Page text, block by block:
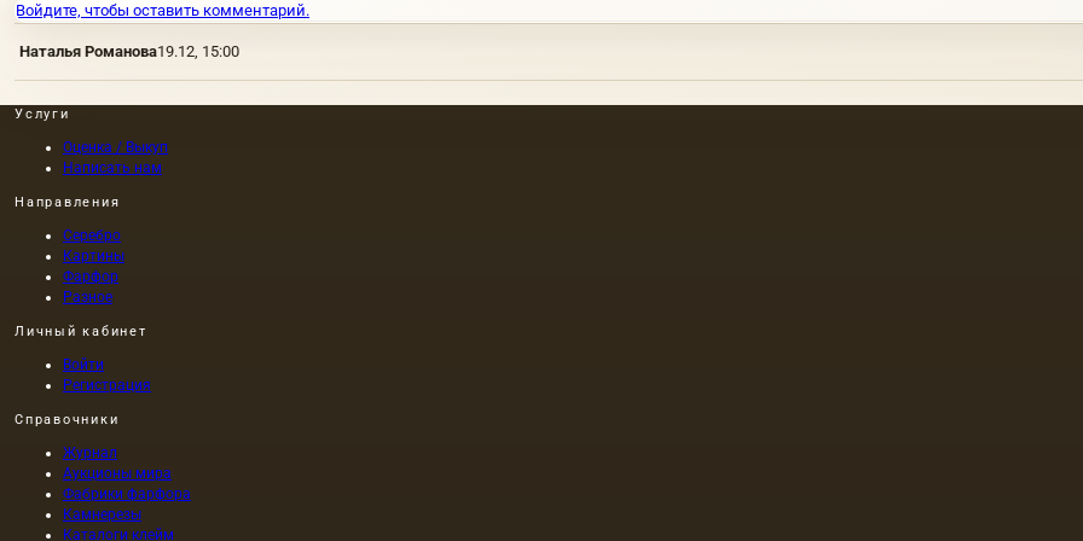
Войдите, чтобы оставить комментарий.
Наталья Романова19.12, 15:00
Услуги
Оценка / Выкуп
Написать нам
Направления
Серебро
Картины
Фарфор
Разное
Личный кабинет
Войти
Регистрация
Справочники
Журнал
Аукционы мира
Фабрики фарфора
Камнерезы
Каталоги клейм